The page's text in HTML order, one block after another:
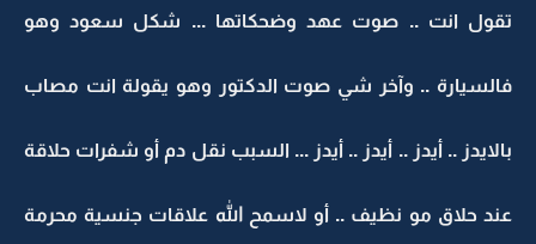
تقول انت .. صوت عهد وضحكاتها ... شكل سعود وهو
فالسيارة .. وآخر شي صوت الدكتور وهو يقولة انت مصاب
بالايدز .. أيدز .. أيدز .. أيدز ... السبب نقل دم أو شفرات حلاقة
عند حلاق مو نظيف .. أو لاسمح الله علاقات جنسية محرمة